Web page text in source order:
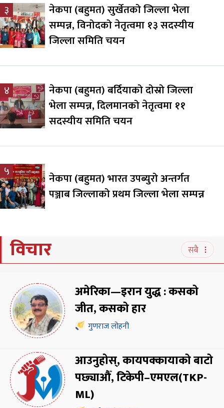
३
नेकपा (बहुमत) सुर्खेतको जिल्ला भेला
सम्पन्न, विनोदको नेतृत्वमा १३ सदस्यीय
जिल्ला समिति चयन
४
नेकपा (बहुमत) बर्दियाको दोस्रो जिल्ला
भेला सम्पन्न, दिलमानको नेतृत्वमा ११
सदस्यीय समिति चयन
५
नेकपा (बहुमत) भारत उपब्युरो अन्तर्गत
पञ्जाब जिल्लाको प्रथम जिल्ला भेला सम्पन्न
विचार सबै
अमेरिका—इरान युद्ध : कसको
जीत, कसको हार
गुणराज लोहनी
आउनुहोस्, कायपक्कायाको बाटो
पछ्याऔँ, टिकेपी–एमएल(TKP-
ML)